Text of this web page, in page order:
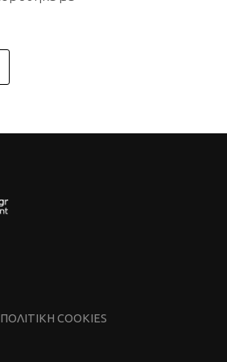
ΠΟΛΙΤΙΚΗ COOKIES